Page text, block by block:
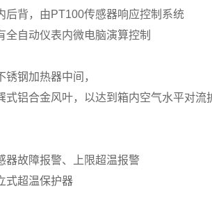
后背，由PT100传感器响应控制系统
自动仪表内微电脑演算控制
钢加热器中间，
式铝合金风叶，以达到箱内空气水平对
器故障报警、上限超温报警
式超温保护器